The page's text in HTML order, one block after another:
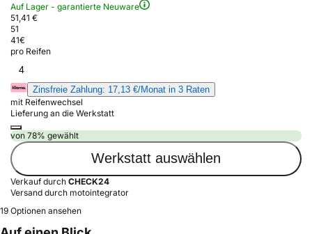
Auf Lager - garantierte Neuware
51,41 €
51
41€
pro Reifen
4
Zinsfreie Zahlung: 17,13 €/Monat in 3 Raten
mit Reifenwechsel
Lieferung an die Werkstatt
von 78% gewählt
Werkstatt auswählen
Verkauf durch CHECK24
Versand durch motointegrator
19 Optionen ansehen